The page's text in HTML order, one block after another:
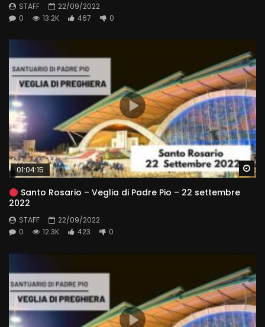
STAFF
22/09/2022
0
13.2K 467 0
01:04:15
Santo Rosario – Veglia di Padre Pio – 22 settembre
2022
STAFF
22/09/2022
0
12.3K 423 0